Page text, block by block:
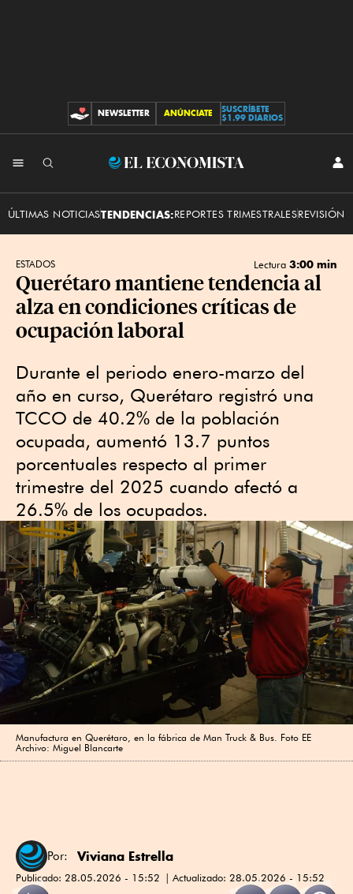
CONTRIBUCIONES
NEWSLETTER ANÚNCIATE
SUSCRÍBETE
$1.99 DIARIOS
El
ÚLTIMAS NOTICIASTENDENCIAS:REPORTES TRIMESTRALESREVISIÓN
ESTADOS Lectura 3:00 min
Querétaro mantiene tendencia al
alza en condiciones críticas de
ocupación laboral
Durante el periodo enero-marzo del
año en curso, Querétaro registró una
TCCO de 40.2% de la población
ocupada, aumentó 13.7 puntos
porcentuales respecto al primer
trimestre del 2025 cuando afectó a
26.5% de los ocupados.
Manufactura en Querétaro, en la fábrica de Man Truck & Bus. Foto EE
Archivo: Miguel Blancarte
Por: Viviana Estrella
Publicado: 28.05.2026 - 15:52 Actualizado: 28.05.2026 - 15:52